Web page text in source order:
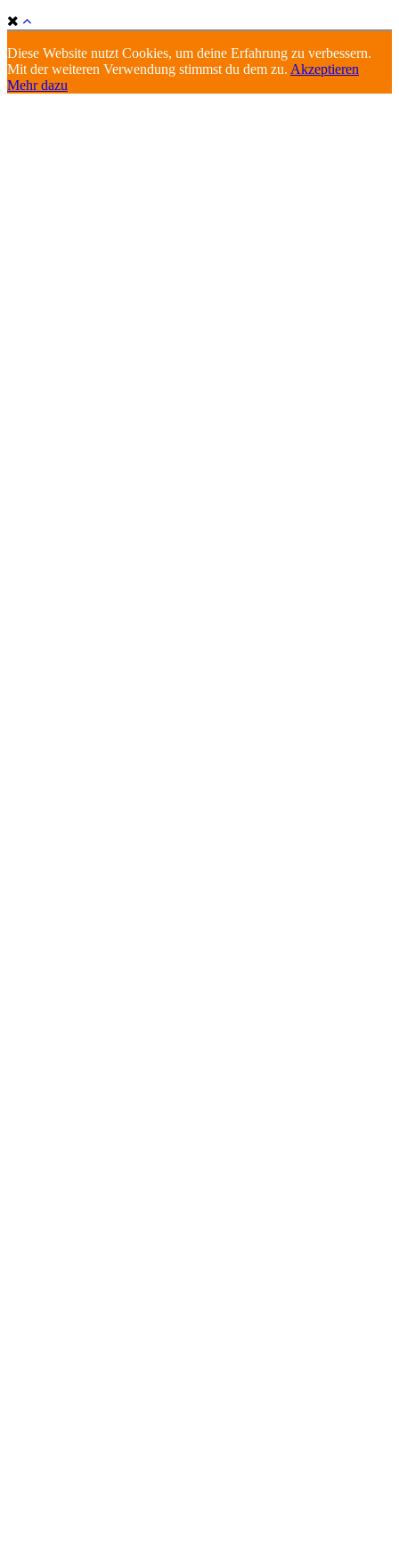
Diese Website nutzt Cookies, um deine Erfahrung zu verbessern.
Mit der weiteren Verwendung stimmst du dem zu. Akzeptieren
Mehr dazu